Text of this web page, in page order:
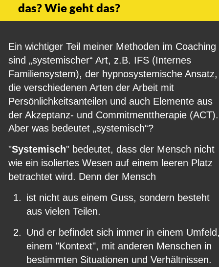
Ein wichtiger Teil meiner Methoden im Coaching
sind „systemischer“ Art, z.B. IFS (Internes
Familiensystem), der hypnosystemische
die verschiedenen Arten der Arbeit mit
Persönlichkeitsanteilen und auch Elemente aus
der Akzeptanz- und Commitmenttherapie
Aber was bedeutet „systemisch“?
"Systemisch" bedeutet, dass der Mensch nicht
wie ein isoliertes Wesen auf einem leeren Platz
betrachtet wird. Denn der Mensch
1. ist nicht aus einem Guss, sondern besteht
aus vielen Teilen.
2. Und er befindet sich immer in einem
einem "Kontext", mit anderen Menschen in
bestimmten Situationen und Verhältnissen.
das? Wie geht das?